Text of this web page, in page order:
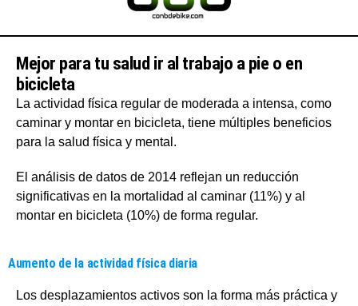
Mejor para tu salud ir al trabajo a pie o en
bicicleta
La actividad física regular de moderada a intensa, como
caminar y montar en bicicleta, tiene múltiples beneficios
para la salud física y mental.
El análisis de datos de 2014 reflejan un reducción
significativas en la mortalidad al caminar (11%) y al
montar en bicicleta (10%) de forma regular.
Aumento de la actividad física diaria
Los desplazamientos activos son la forma más práctica y